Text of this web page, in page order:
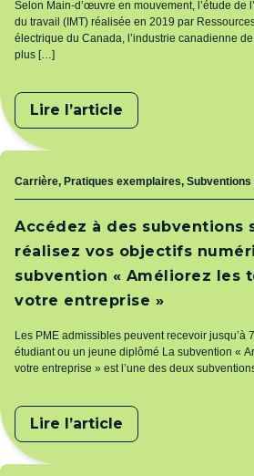
Selon Main-d’œuvre en mouvement, l’étude de
du travail (IMT) réalisée en 2019 par
électrique du Canada, l’industrie canadienne
plus […]
Lire l’article
Accédez à des subventions
réalisez vos objectifs
subvention « Améliorez les
votre entreprise »
Sujet
Carrière, Pratiques exemplaires,
Les PME admissibles peuvent recevoir jusqu’à
étudiant ou un jeune diplômé La subvention «
votre entreprise » est l’une des deux
Lire l’article